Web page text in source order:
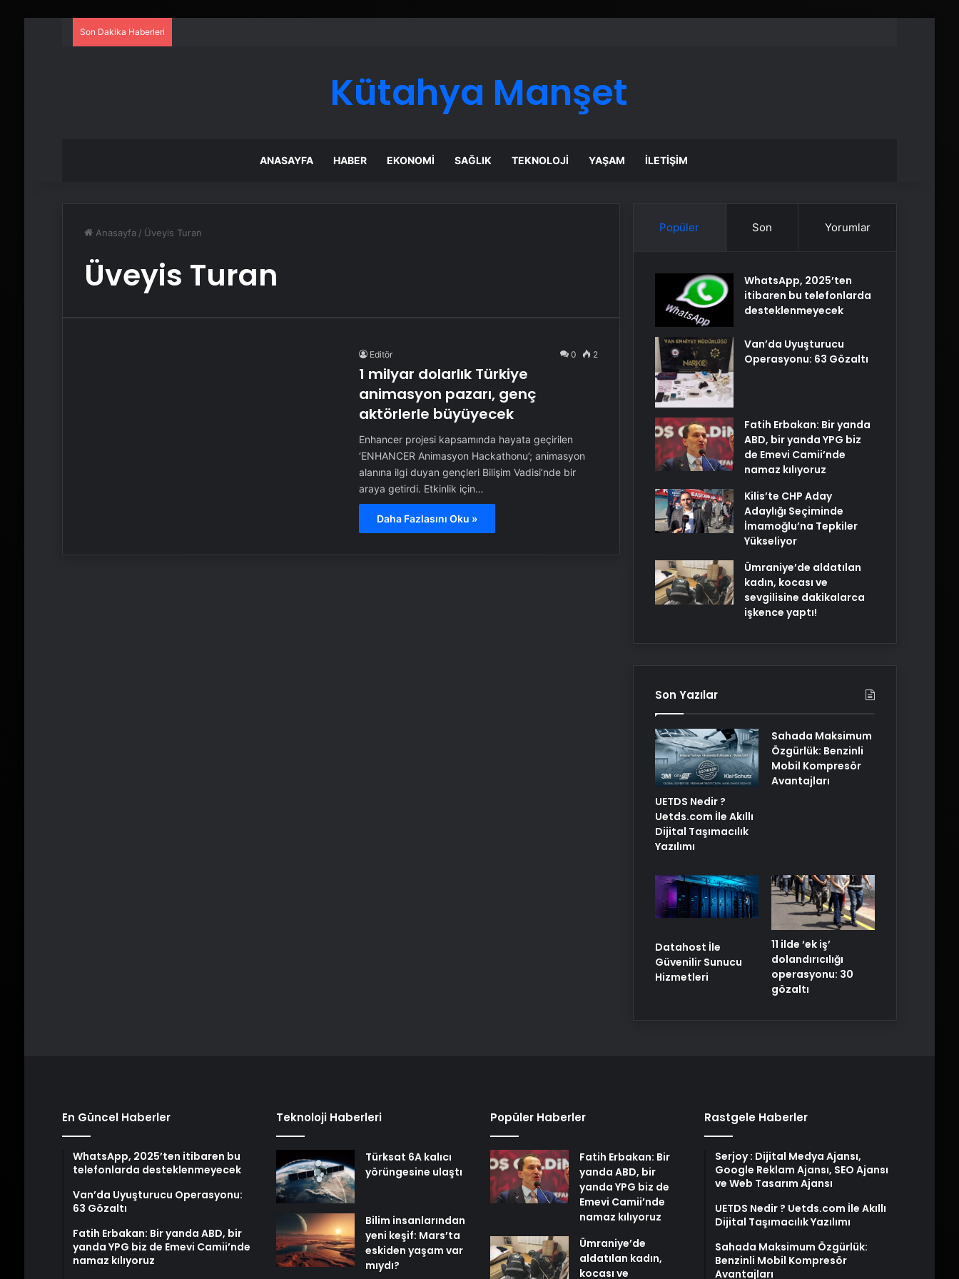
Son Dakika Haberleri
Kütahya Manşet
ANASAYFA HABER EKONOMI SAĞLIK TEKNOLOJI YAŞAM İLETIŞIM
Anasayfa / Üveyis Turan
Üveyis Turan
Editör 0 2
1 milyar dolarlık Türkiye
animasyon pazarı, genç
aktörlerle büyüyecek
Enhancer projesi kapsamında hayata geçirilen
‘ENHANCER Animasyon Hackathonu’; animasyon
alanına ilgi duyan gençleri Bilişim Vadisi’nde bir
araya getirdi. Etkinlik için…
Daha Fazlasını Oku »
Popüler Son Yorumlar
WhatsApp, 2025’ten
itibaren bu telefonlarda
desteklenmeyecek
Van’da Uyuşturucu
Operasyonu: 63 Gözaltı
Fatih Erbakan: Bir yanda
ABD, bir yanda YPG biz
de Emevi Camii’nde
namaz kılıyoruz
Kilis’te CHP Aday
Adaylığı Seçiminde
İmamoğlu’na Tepkiler
Yükseliyor
Ümraniye’de aldatılan
kadın, kocası ve
sevgilisine dakikalarca
işkence yaptı!
Son Yazılar
UETDS Nedir ?
Uetds.com İle Akıllı
Dijital Taşımacılık
Yazılımı
Sahada Maksimum
Özgürlük: Benzinli
Mobil Kompresör
Avantajları
Datahost İle
Güvenilir Sunucu
Hizmetleri
11 ilde ‘ek iş’
dolandırıcılığı
operasyonu: 30
gözaltı
En Güncel Haberler
WhatsApp, 2025’ten itibaren bu
telefonlarda desteklenmeyecek
Van’da Uyuşturucu Operasyonu:
63 Gözaltı
Fatih Erbakan: Bir yanda ABD, bir
yanda YPG biz de Emevi Camii’nde
namaz kılıyoruz
Teknoloji Haberleri
Türksat 6A kalıcı
yörüngesine ulaştı
Bilim insanlarından
yeni keşif: Mars’ta
eskiden yaşam var
mıydı?
Popüler Haberler
Fatih Erbakan: Bir
yanda ABD, bir
yanda YPG biz de
Emevi Camii’nde
namaz kılıyoruz
Ümraniye’de
aldatılan kadın,
kocası ve
Rastgele Haberler
Serjoy : Dijital Medya Ajansı,
Google Reklam Ajansı, SEO Ajansı
ve Web Tasarım Ajansı
UETDS Nedir ? Uetds.com İle Akıllı
Dijital Taşımacılık Yazılımı
Sahada Maksimum Özgürlük:
Benzinli Mobil Kompresör
Avantajları